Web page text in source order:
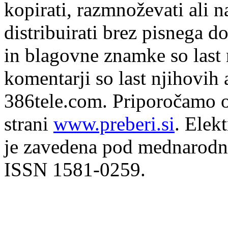
kopirati, razmnoževati ali
distribuirati brez pisnega
in blagovne znamke so
komentarji so last njihovih
386tele.com. Priporočamo
strani www.preberi.si.
je zavedena pod
ISSN 1581-0259.